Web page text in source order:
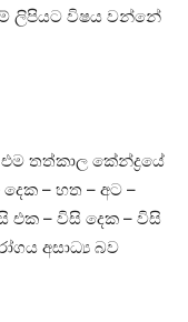
ලිපියට විෂය වන්නේ
තත්කාල කේන්ද්‍රයේ
– හත – අට –
එක – විසි දෙක – විසි
අසාධ්‍ය බව